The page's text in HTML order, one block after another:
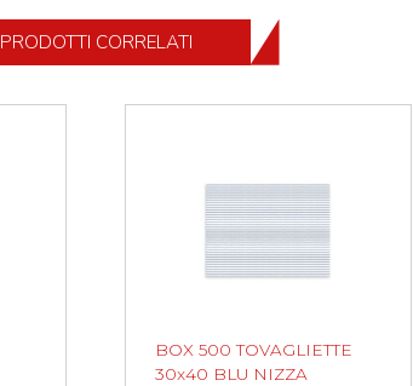
PRODOTTI CORRELATI
BOX 500 TOVAGLIETTE
30x40 BLU NIZZA